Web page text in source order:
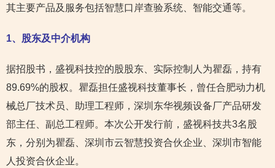
其主要产品及服务包括智慧口岸查验系统、智能交通等。
1、股东及中介机构
据招股书，盛视科技控的股股东、实际控制人为瞿磊，持有
89.69%的股权。瞿磊担任盛视科技董事长，曾任合肥动力机
械总厂技术员、助理工程师，深圳东华视频设备厂产品研发
部主任、副总工程师。本次公开发行前，盛视科技共3名股
东，分别为瞿磊、深圳市云智慧投资合伙企业、深圳市智能
人投资合伙企业。